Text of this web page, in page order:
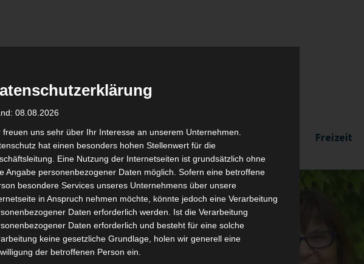
Wolfenbüttel
IMMER BESSER!
Sport Soziales Freizeit
08.08.2026
freuen uns sehr über Ihr Interesse an unserem Unternehmen.
hat einen besonders hohen Stellenwert für die
Eine Nutzung der Internetseiten ist grundsätzlich ohne
Angabe personenbezogener Daten möglich. Sofern eine betroffene
besondere Services unseres Unternehmens über unsere
in Anspruch nehmen möchte, könnte jedoch eine Verarbeitung
Daten erforderlich werden. Ist die Verarbeitung
Daten erforderlich und besteht für eine solche
keine gesetzliche Grundlage, holen wir generell eine
der betroffenen Person ein.